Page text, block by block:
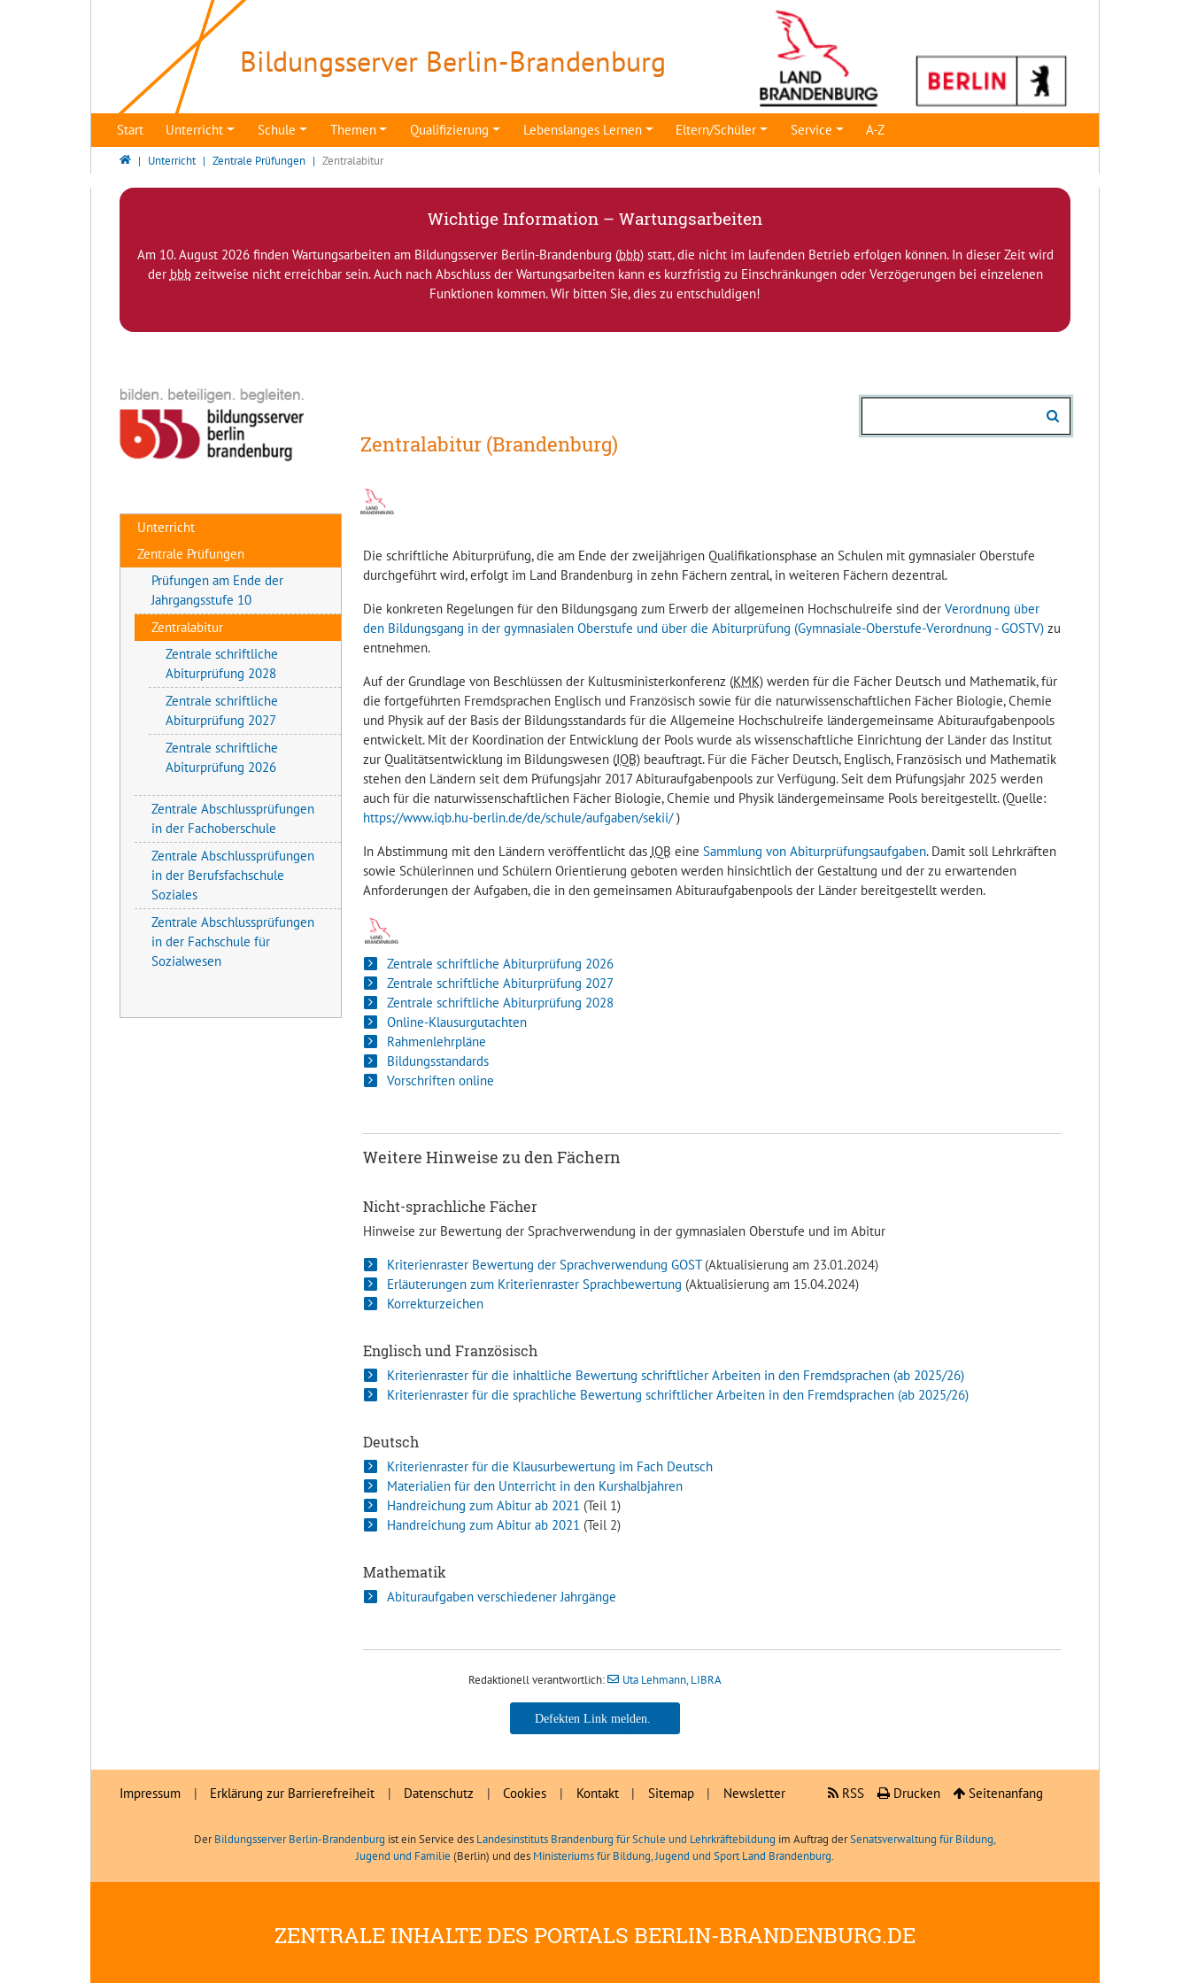
Bildungsserver Berlin-Brandenburg
Start Unterricht Schule Themen Qualifizierung Lebenslanges Lernen Eltern/Schüler Service A-Z
Bildungsserver Berlin - Brandenburg
Unterricht Zentrale Prüfungen Zentralabitur
Wichtige Information – Wartungsarbeiten
Am 10. August 2026 finden Wartungsarbeiten am Bildungsserver Berlin-Brandenburg (bbb) statt, die nicht im laufenden Betrieb erfolgen können. In dieser Zeit wird
der bbbzeitweise nicht erreichbar sein. Auch nach Abschluss der Wartungsarbeiten kann es kurzfristig zu Einschränkungen oder Verzögerungen bei einzelenen
Funktionen kommen. Wir bitten Sie, dies zu entschuldigen!
Zentralabitur (Brandenburg)
Die schriftliche Abiturprüfung, die am Ende der zweijährigen Qualifikationsphase an Schulen mit gymnasialer Oberstufe
durchgeführt wird, erfolgt im Land Brandenburg in zehn Fächern zentral, in weiteren Fächern dezentral.
Die konkreten Regelungen für den Bildungsgang zum Erwerb der allgemeinen Hochschulreife sind der Verordnung über
den Bildungsgang in der gymnasialen Oberstufe und über die Abiturprüfung (Gymnasiale-Oberstufe-Verordnung - GOSTV)zu
entnehmen.
Auf der Grundlage von Beschlüssen der Kultusministerkonferenz (KMK) werden für die Fächer Deutsch und Mathematik, für
die fortgeführten Fremdsprachen Englisch und Französisch sowie für die naturwissenschaftlichen Fächer Biologie, Chemie
und Physik auf der Basis der Bildungsstandards für die Allgemeine Hochschulreife ländergemeinsame Abituraufgabenpools
entwickelt. Mit der Koordination der Entwicklung der Pools wurde als wissenschaftliche Einrichtung der Länder das Institut
zur Qualitätsentwicklung im Bildungswesen (IQB) beauftragt. Für die Fächer Deutsch, Englisch, Französisch und Mathematik
stehen den Ländern seit dem Prüfungsjahr 2017 Abituraufgabenpools zur Verfügung. Seit dem Prüfungsjahr 2025 werden
auch für die naturwissenschaftlichen Fächer Biologie, Chemie und Physik ländergemeinsame Pools bereitgestellt. (Quelle:
https://www.iqb.hu-berlin.de/de/schule/aufgaben/sekii/)
In Abstimmung mit den Ländern veröffentlicht das IQB eine Sammlung von Abiturprüfungsaufgaben. Damit soll Lehrkräften
sowie Schülerinnen und Schülern Orientierung geboten werden hinsichtlich der Gestaltung und der zu erwartenden
Anforderungen der Aufgaben, die in den gemeinsamen Abituraufgabenpools der Länder bereitgestellt werden.
Zentrale schriftliche Abiturprüfung 2026
Zentrale schriftliche Abiturprüfung 2027
Zentrale schriftliche Abiturprüfung 2028
Online-Klausurgutachten
Rahmenlehrpläne
Bildungsstandards
Vorschriften online
Weitere Hinweise zu den Fächern
Nicht-sprachliche Fächer
Hinweise zur Bewertung der Sprachverwendung in der gymnasialen Oberstufe und im Abitur
Kriterienraster Bewertung der Sprachverwendung GOST(Aktualisierung am 23.01.2024)
Erläuterungen zum Kriterienraster Sprachbewertung (Aktualisierung am 15.04.2024)
Korrekturzeichen
Englisch und Französisch
Kriterienraster für die inhaltliche Bewertung schriftlicher Arbeiten in den Fremdsprachen (ab 2025/26)
Kriterienraster für die sprachliche Bewertung schriftlicher Arbeiten in den Fremdsprachen (ab 2025/26)
Deutsch
Kriterienraster für die Klausurbewertung im Fach Deutsch
Materialien für den Unterricht in den Kurshalbjahren
Handreichung zum Abitur ab 2021 (Teil 1)
Handreichung zum Abitur ab 2021 (Teil 2)
Mathematik
Abituraufgaben verschiedener Jahrgänge
Unterricht
Zentrale Prüfungen
Prüfungen am Ende der
Jahrgangsstufe 10
Zentralabitur
Zentrale schriftliche
Abiturprüfung 2028
Zentrale schriftliche
Abiturprüfung 2027
Zentrale schriftliche
Abiturprüfung 2026
Zentrale Abschlussprüfungen
in der Fachoberschule
Zentrale Abschlussprüfungen
in der Berufsfachschule
Soziales
Zentrale Abschlussprüfungen
in der Fachschule für
Sozialwesen
Redaktionell verantwortlich: Uta Lehmann, LIBRA
Uta Lehmann, LIBRA
Impressum | Erklärung zur Barrierefreiheit | Datenschutz | Cookies | Kontakt | Sitemap | Newsletter RSS Drucken Seitenanfang
DerBildungsserver Berlin-Brandenburg ist ein Service des Landesinstituts Brandenburg für Schule und Lehrkräftebildung im Auftrag derSenatsverwaltung für Bildung,
Jugend und Familie (Berlin) und des Ministeriums für Bildung, Jugend und Sport Land Brandenburg.
ZENTRALE INHALTE DES PORTALS BERLIN-BRANDENBURG.DE